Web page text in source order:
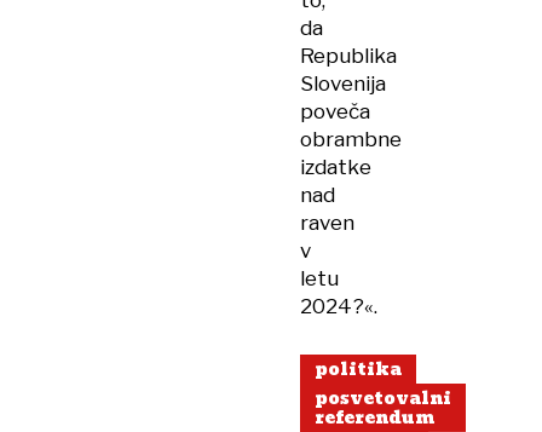
da
Republika
Slovenija
poveča
obrambne
izdatke
nad
raven
v
letu
2024?«.
politika
posvetovalni
referendum